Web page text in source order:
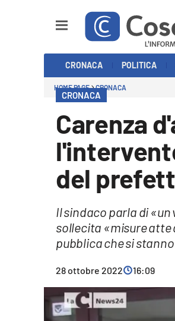
Economia e Lavoro
CRONACA POLITICA
HOME PAGE CRONACA
CRONACA
Carenza
del
Il sindaco parla di
sollecita «misure
pubblica che si
28 ottobre 2022 16:09